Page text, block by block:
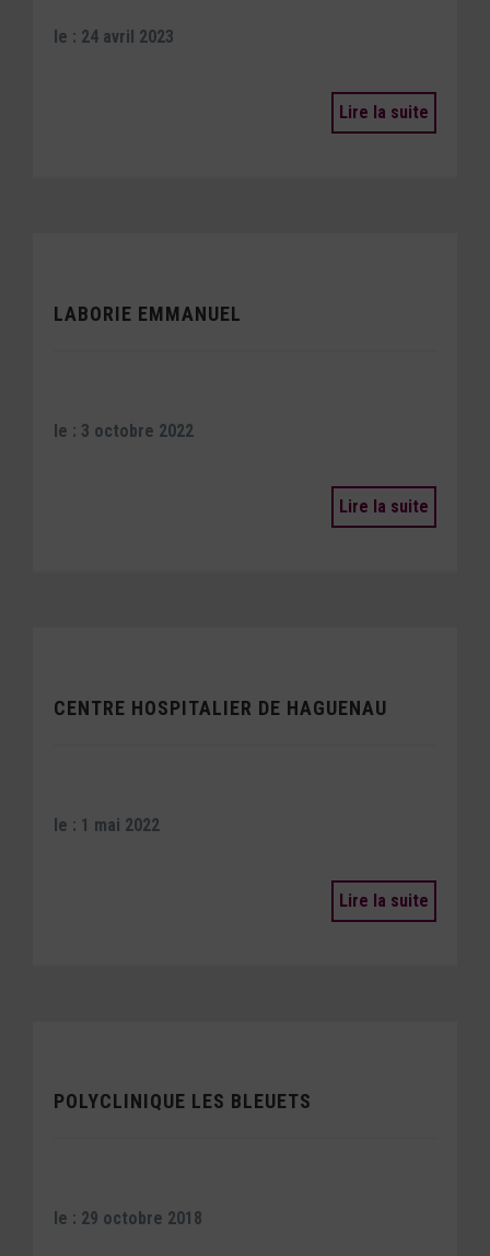
le : 24 avril 2023
Lire la suite
LABORIE EMMANUEL
le : 3 octobre 2022
Lire la suite
CENTRE HOSPITALIER DE HAGUENAU
le : 1 mai 2022
Lire la suite
POLYCLINIQUE LES BLEUETS
le : 29 octobre 2018